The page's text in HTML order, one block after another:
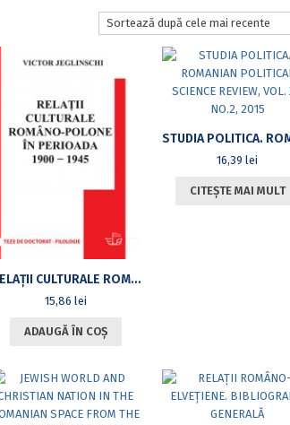
RELAŢII CULTURALE ROMÂNO-POLONE ÎN PERIOADA 1900-1945
15,86 lei
ADAUGĂ ÎN COȘ
16,39lei
CITEȘTE MAI MULT